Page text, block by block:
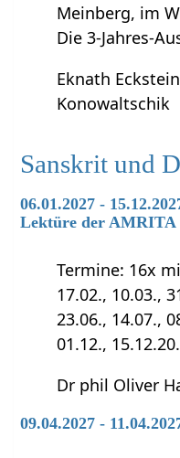
Meinberg, im
Die 3-Jahres-
Eknath
Konowaltschik
Sanskrit und
06.01.2027 -
Lektüre der AMRITA
Termine: 16x
17.02., 10.03.,
23.06., 14.07.,
01.12.,
Dr phil Oliver
09.04.2027 -